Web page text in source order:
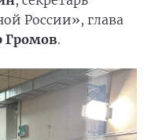
России», глава
Громов.